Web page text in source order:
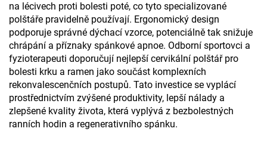
na lécivech proti bolesti poté, co tyto specializované
polštáře pravidelně používají. Ergonomický design
podporuje správné dýchací vzorce, potenciálně tak snižuje
chrápání a příznaky spánkové apnoe. Odborní sportovci a
fyzioterapeuti doporučují nejlepší cervikální polštář pro
bolesti krku a ramen jako součást komplexních
rekonvalescenčních postupů. Tato investice se vyplácí
prostřednictvím zvýšené produktivity, lepší nálady a
zlepšené kvality života, která vyplývá z bezbolestných
ranních hodin a regenerativního spánku.